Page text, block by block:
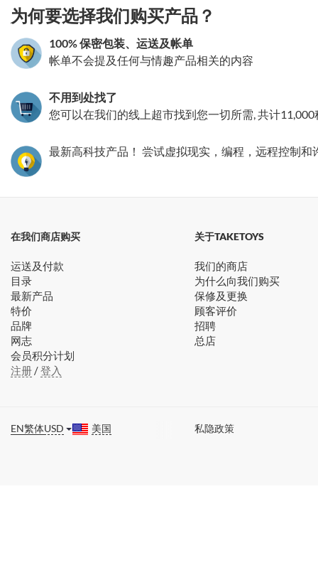
为何要选择我们购买产品？
100% 保密包装、运送及帐单
帐单不会提及任何与情趣产品相关的内容
不用到处找了
您可以在我们的线上超市找到您一切所需, 共计11,000
最新高科技产品！ 尝试虚拟现实，编程，远程控制
在我们商店购买
运送及付款
目录
最新产品
特价
品牌
网志
会员积分计划
注册/登入
关于TAKETOYS
我们的商店
为什么向我们购买
保修及更换
顾客评价
招聘
总店
EN繁体USD 美国 私隐政策